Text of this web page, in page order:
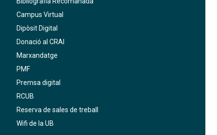
Campus Virtual
Dipòsit Digital
Donació al CRAI
Marxandatge
PMF
Premsa digital
RCUB
Reserva de sales de treball
Wifi de la UB